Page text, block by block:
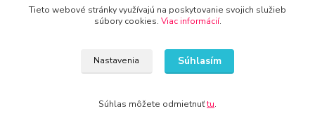
Tieto webové stránky využívajú na poskytovanie svojich služieb
súbory cookies. Viac informácií.
Nastavenia Súhlasím
Súhlas môžete odmietnuťtu.